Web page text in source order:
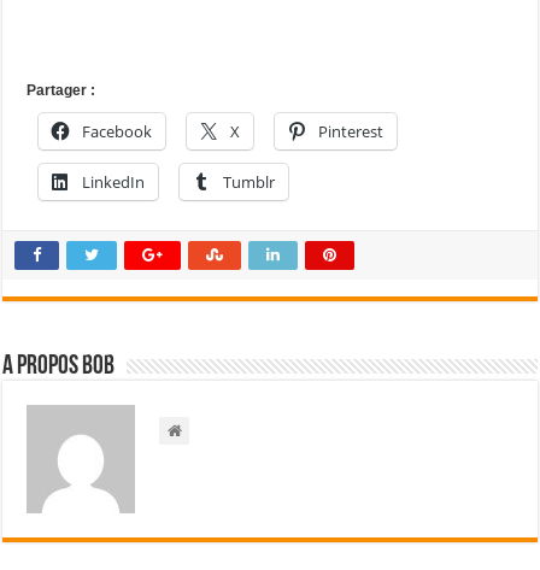
Partager :
Facebook X Pinterest
LinkedIn Tumblr
A propos bOb